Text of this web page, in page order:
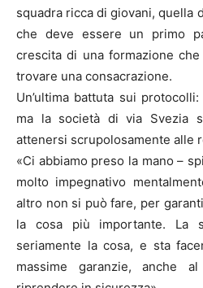
squadra ricca di giovani, quella
che deve essere un primo
crescita di una formazione
trovare una consacrazione.
Un’ultima battuta sui
ma la società di via Svezia
attenersi scrupolosamente alle
«Ci abbiamo preso la mano –
molto impegnativo
altro non si può fare, per
la cosa più importante. La
seriamente la cosa, e sta
massime garanzie, anche